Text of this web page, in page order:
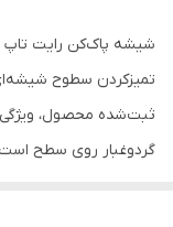
تمیزکردن سطوح
ثبت‌شده محصول،
گردوغبار روی سطح